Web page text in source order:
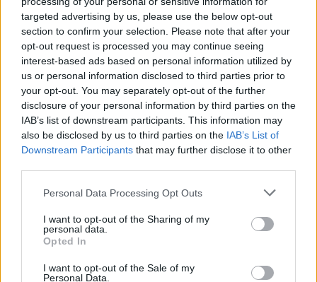
targeted advertising by us, please use the below opt-out
section to confirm your selection. Please note that after your
opt-out request is processed you may continue seeing
interest-based ads based on personal information utilized by
us or personal information disclosed to third parties prior to
your opt-out. You may separately opt-out of the further
disclosure of your personal information by third parties on the
IAB’s list of downstream participants. This information may
also be disclosed by us to third parties on the IAB’s List of
Downstream Participants that may further disclose it to other
Please note that this website/app uses one or more Google
not limited to your visit or usage behaviour. You may click to
grant or deny consent to Google and its third-party tags to
use your data for below specified purposes in below Google
consent section.
Personal Data Processing Opt Outs
I want to opt-out of the Sharing of my
personal data.
Opted In
I want to opt-out of the Sale of my
Personal Data.
fittyet hányó autósokat.
Erre van némi remény, ugyanis a már
kihelyezett autóroncs-emlékműnél sokan
megállnak, fényképeznek, olvassák a táblán
lévő adatokat, az elhaladó gépkocsik vezetői
pedig észrevehetően lassítanak a látvány
hatására.
visszaszorítására. Március végén a helyi
szenteljék meg az utakon azokat a helyeket,
ahol a legtöbb baleset történik.
Ukrajnában évente háromszor-nyolcszor